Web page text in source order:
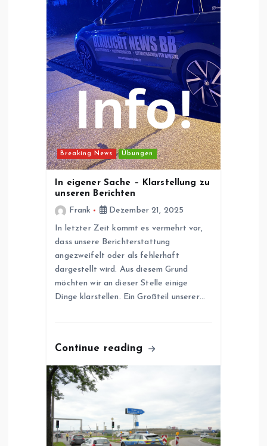
Breaking News Übungen
In eigener Sache – Klarstellung zu
unseren Berichten
Frank
Dezember 21, 2025
In letzter Zeit kommt es vermehrt vor,
dass unsere Berichterstattung
angezweifelt oder als fehlerhaft
dargestellt wird. Aus diesem Grund
möchten wir an dieser Stelle einige
Dinge klarstellen. Ein Großteil unserer…
Continue reading